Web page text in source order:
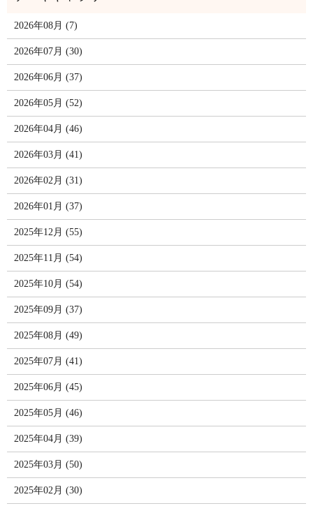
2026年08月 (7)
2026年07月 (30)
2026年06月 (37)
2026年05月 (52)
2026年04月 (46)
2026年03月 (41)
2026年02月 (31)
2026年01月 (37)
2025年12月 (55)
2025年11月 (54)
2025年10月 (54)
2025年09月 (37)
2025年08月 (49)
2025年07月 (41)
2025年06月 (45)
2025年05月 (46)
2025年04月 (39)
2025年03月 (50)
2025年02月 (30)